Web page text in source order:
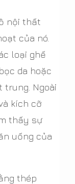
nội thất
của nó.
loại ghế
da hoặc
trung. Ngoài
kích cỡ
thấy sự
uống của
thép